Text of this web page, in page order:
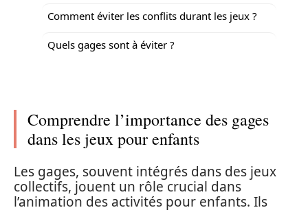
Comment éviter les conflits durant les jeux ?
Quels gages sont à éviter ?
Comprendre l’importance des gages
dans les jeux pour enfants
Les gages, souvent intégrés dans des jeux
collectifs, jouent un rôle crucial dans
l’animation des activités pour enfants. Ils